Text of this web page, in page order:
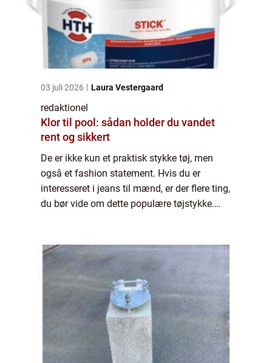
03 juli 2026 Laura Vestergaard
redaktionel
Klor til pool: sådan holder du vandet
rent og sikkert
De er ikke kun et praktisk stykke tøj, men
også et fashion statement. Hvis du er
interesseret i jeans til mænd, er der flere ting,
du bør vide om dette populære tøjstykke.